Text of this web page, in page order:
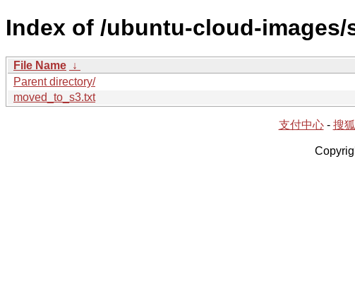
Index of /ubuntu-cloud-images/
File Name ↓
Parent directory/
moved_to_s3.txt
支付中心- 搜